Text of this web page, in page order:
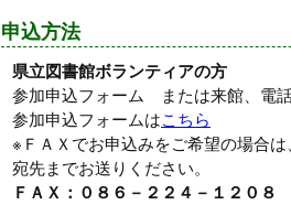
申込方法
県立図書館ボランティアの方
参加申込フォーム または来館、電
参加申込フォームはこちら
※ＦＡＸでお申込みをご希望の場合
宛先までお送りください。
ＦＡＸ：０８６－２２４－１２０８